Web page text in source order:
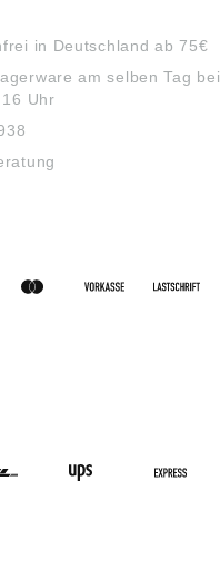
in Deutschland ab 75€
am selben Tag bei
Uhr